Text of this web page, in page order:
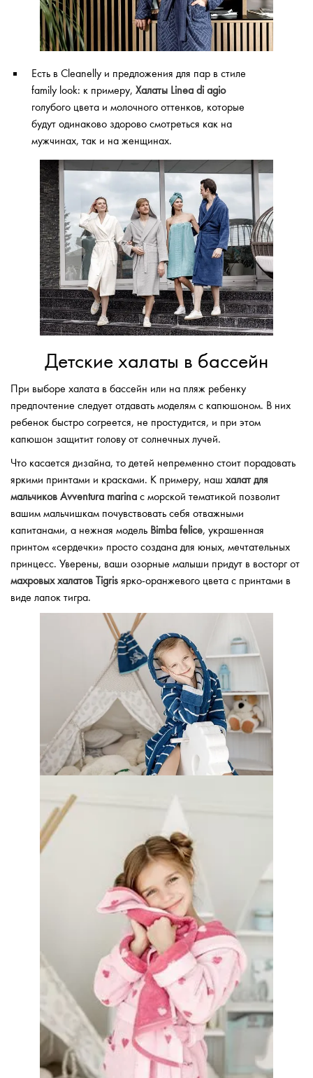
Есть в Cleanelly и предложения для пар в стиле
family look: к примеру, Халаты Linea di agio
голубого цвета и молочного оттенков, которые
будут одинаково здорово смотреться как на
мужчинах, так и на женщинах.
Детские халаты в бассейн
При выборе халата в бассейн или на пляж ребенку
предпочтение следует отдавать моделям с капюшоном. В них
ребенок быстро согреется, не простудится, и при этом
капюшон защитит голову от солнечных лучей.
Что касается дизайна, то детей непременно стоит порадовать
яркими принтами и красками. К примеру, наш халат для
мальчиков Avventura marina с морской тематикой позволит
вашим мальчишкам почувствовать себя отважными
капитанами, а нежная модель Bimba felice, украшенная
принтом «сердечки» просто создана для юных, мечтательных
принцесс. Уверены, ваши озорные малыши придут в восторг от
махровых халатов Tigris ярко-оранжевого цвета с принтами в
виде лапок тигра.